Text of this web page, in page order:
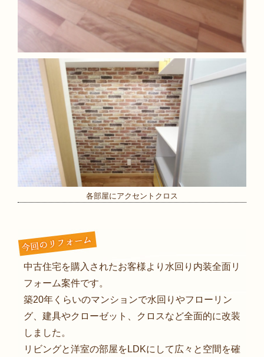
各部屋にアクセントクロス
中古住宅を購入されたお客様より水回り内装全面リ
フォーム案件です。
築20年くらいのマンションで水回りやフローリン
グ、建具やクローゼット、クロスなど全面的に改装
しました。
リビングと洋室の部屋をLDKにして広々と空間を確